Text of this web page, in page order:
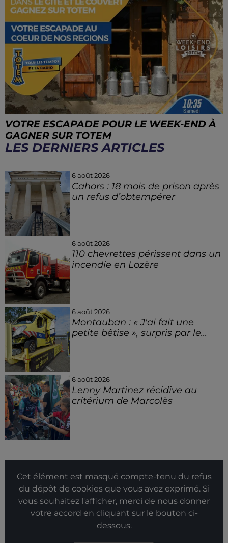
VOTRE ESCAPADE POUR LE WEEK-END À
GAGNER SUR TOTEM
LES DERNIERS ARTICLES
6 août 2026
Cahors : 18 mois de prison après
un refus d’obtempérer
6 août 2026
110 chevrettes périssent dans un
incendie en Lozère
6 août 2026
Montauban : « J'ai fait une
petite bêtise », surpris par le...
6 août 2026
Lenny Martinez récidive au
critérium de Marcolès
Cet élément est masqué compte-tenu du refus
du dépôt de cookies que vous avez exprimé. Si
vous souhaitez l'afficher, merci de nous donner
votre accord en cliquant sur le bouton ci-
dessous.